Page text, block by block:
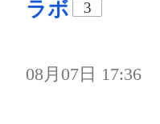
ラボ
3
08月07日 17:36